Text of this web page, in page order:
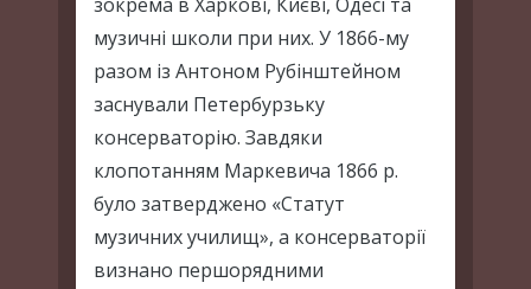
музичні школи при них. У 1866-му
разом із Антоном Рубінштейном
заснували Петербурзьку
консерваторію. Завдяки
клопотанням Маркевича 1866 р.
було затверджено «Статут
музичних училищ», а консерваторії
визнано першорядними